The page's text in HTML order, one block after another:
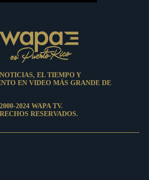
EL TIEMPO Y
EN VIDEO MÁS GRANDE DE
2024 WAPA TV.
RESERVADOS.